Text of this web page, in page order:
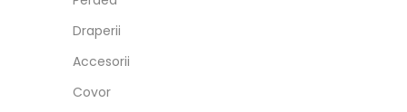
Draperii
Accesorii
Covor